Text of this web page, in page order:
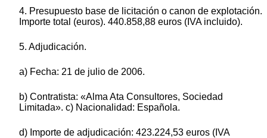
4. Presupuesto base de licitación o canon de explotación.
Importe total (euros). 440.858,88 euros (IVA incluido).
5. Adjudicación.
a) Fecha: 21 de julio de 2006.
b) Contratista: «Alma Ata Consultores, Sociedad
Limitada». c) Nacionalidad: Española.
d) Importe de adjudicación: 423.224,53 euros (IVA